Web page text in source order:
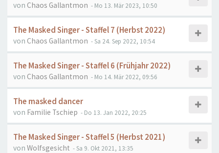
von Chaos Gallantmon - Mo 13. Mär 2023, 10:50
The Masked Singer - Staffel 7 (Herbst 2022)
von Chaos Gallantmon - Sa 24. Sep 2022, 10:54
The Masked Singer - Staffel 6 (Frühjahr 2022)
von Chaos Gallantmon - Mo 14. Mär 2022, 09:56
The masked dancer
von Familie Tschiep - Do 13. Jan 2022, 20:25
The Masked Singer - Staffel 5 (Herbst 2021)
von Wolfsgesicht - Sa 9. Okt 2021, 13:35